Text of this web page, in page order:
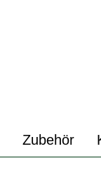
Zubehör